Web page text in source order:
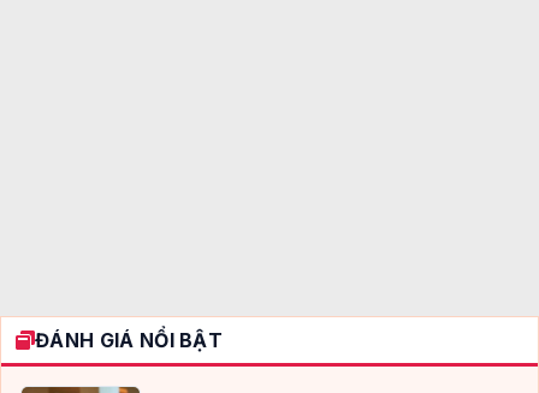
ĐÁNH GIÁ NỔI BẬT